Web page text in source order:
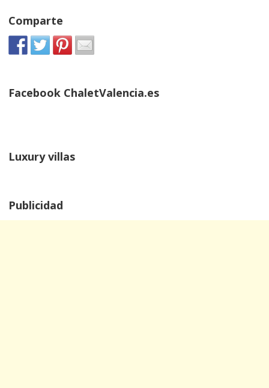
Comparte
Facebook ChaletValencia.es
Luxury villas
Publicidad